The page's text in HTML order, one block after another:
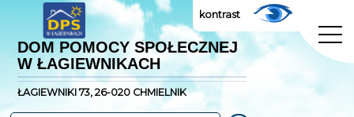
DOM POMOCY SPOŁECZNEJ
W ŁAGIEWNIKACH
ŁAGIEWNIKI 73, 26-020 CHMIELNIK
kontrast